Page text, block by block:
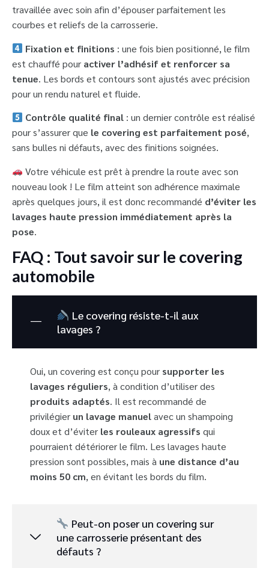
travaillée avec soin afin d’épouser parfaitement les
courbes et reliefs de la carrosserie.
Fixation et finitions : une fois bien positionné, le film
est chauffé pour activer l’adhésif et renforcer sa
tenue. Les bords et contours sont ajustés avec précision
pour un rendu naturel et fluide.
Contrôle qualité final : un dernier contrôle est réalisé
pour s’assurer que le covering est parfaitement posé,
sans bulles ni défauts, avec des finitions soignées.
Votre véhicule est prêt à prendre la route avec son
nouveau look ! Le film atteint son adhérence maximale
après quelques jours, il est donc recommandé d’éviter les
lavages haute pression immédiatement après la
pose.
FAQ : Tout savoir sur le covering
automobile
Le covering résiste-t-il aux
lavages ?
Oui, un covering est conçu pour supporter les
lavages réguliers, à condition d’utiliser des
produits adaptés. Il est recommandé de
privilégier un lavage manuelavec un shampoing
doux et d’éviter les rouleaux agressifs qui
pourraient détériorer le film. Les lavages haute
pression sont possibles, mais à une distance d’au
moins 50 cm, en évitant les bords du film.
Peut-on poser un covering sur
une carrosserie présentant des
défauts ?